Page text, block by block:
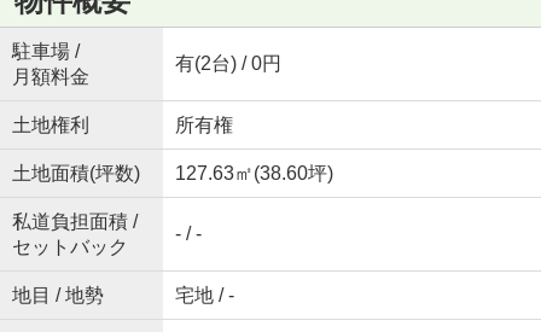
駐車場 /
月額料金
有(2台) / 0円
土地権利 所有権
土地面積(坪数) 127.63㎡(38.60坪)
私道負担面積 /
セットバック
- / -
地目 / 地勢 宅地 / -